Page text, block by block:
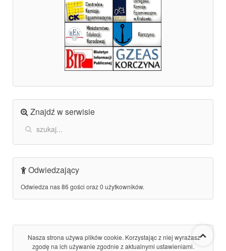
Znajdź w serwisie
Odwiedzający
Odwiedza nas 86 gości oraz 0 użytkowników.
Nasza strona używa plików cookie. Korzystając z niej wyrażasz
zgodę na ich używanie zgodnie z aktualnymi ustawieniami.